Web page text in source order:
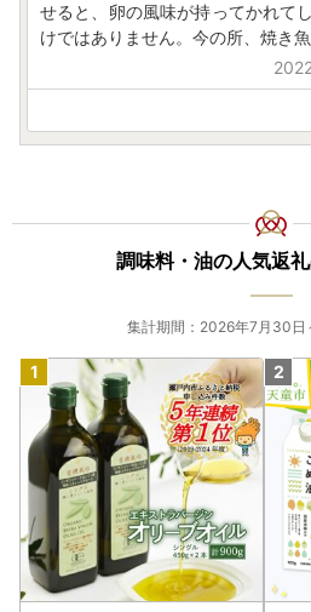
せると、卵の風味が持ってかれて
けではありません。今の所、焼き
調味料・油の人気返
集計期間：2026年7月30日